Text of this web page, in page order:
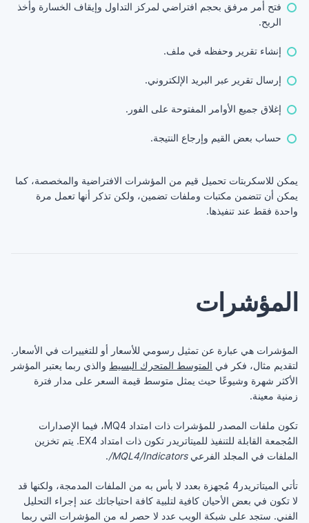
فتح أمر مرفق بحجم افتراضي لمركز التداول وإيقاف الخسارة وأخذ
الربح.
إنشاء تقرير وحفظه في ملف.
إرسال تقرير عبر البريد الإلكتروني.
إغلاق جميع الأوامر المفتوحة على الفور.
حساب بعض القيم وإرجاع النتيجة.
يمكن للاسكربتات تحميل قيم من المؤشرات الافتراضية والمخصصة، كما
يمكن أن تتضمن مكتبات وملفات تضمين، ولكن تذكر أنها تعمل مرة
واحدة فقط عند تنفيذها.
المؤشرات
المؤشرات هي عبارة عن تمثيل رسومي للأسعار أو للتغييرات في الأسعار.
لتقديم مثال، فكر في المتوسط المتحرك البسيط والذي ربما يعتبر المؤشر
الأكثر شهرة وشيوعًا حيث يمثل متوسط قيمة السعر على مدار فترة
زمنية معينة.
تكون ملفات المصدر للمؤشرات ذات امتداد MQ4، فيما الإصدارات
المُجمعة القابلة للتنفيذ للميتاتريدر تكون ذات امتداد EX4. يتم تخزين
الملفات في المجلد الفرعيMQL4/Indicators/
.
تأتي الميتاتريدر4 مُجهزة بعدد لا بأس به من الملفات المدمجة، ولكنها قد
لا تكون في بعض الأحيان كافية لتلبية كافة احتياجاتك عند إجراء التحليل
الفني. ستجد على شبكة الويب عدد لا حصر له من المؤشرات التي ربما